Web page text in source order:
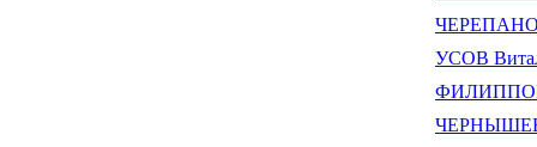
УСОВ
ФИЛИППОВ
ЧЕРНЫШЕВ